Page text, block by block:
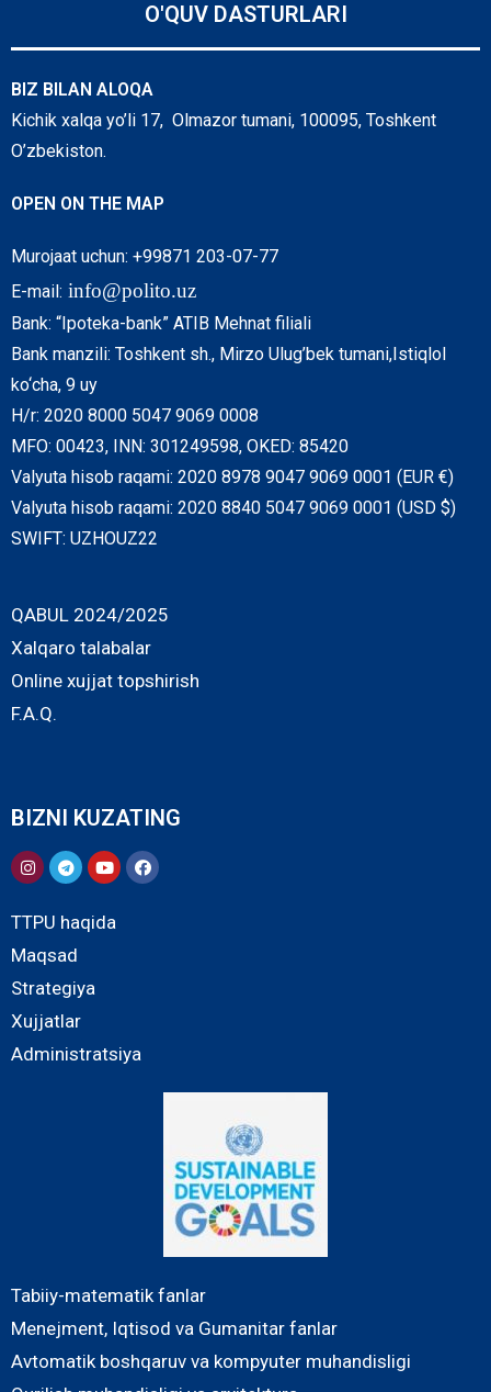
O'QUV DASTURLARI
BIZ BILAN ALOQA
Kichik xalqa yo’li 17, Olmazor tumani, 100095, Toshkent
O’zbekiston.
OPEN ON THE MAP
Murojaat uchun: +99871 203-07-77
E-mail: info@polito.uz
Bank: “Ipoteka-bank” ATIB Mehnat filiali
Bank manzili: Toshkent sh., Mirzo Ulug’bek tumani,Istiqlol
ko‘cha, 9 uy
H/r: 2020 8000 5047 9069 0008
MFO: 00423, INN: 301249598, OKED: 85420
Valyuta hisob raqami: 2020 8978 9047 9069 0001 (EUR €)
Valyuta hisob raqami: 2020 8840 5047 9069 0001 (USD $)
SWIFT: UZHOUZ22
QABUL 2024/2025
Xalqaro talabalar
Online xujjat topshirish
F.A.Q.
BIZNI KUZATING
TTPU haqida
Maqsad
Strategiya
Xujjatlar
Administratsiya
Tabiiy-matematik fanlar
Menejment, Iqtisod va Gumanitar fanlar
Avtomatik boshqaruv va kompyuter muhandisligi